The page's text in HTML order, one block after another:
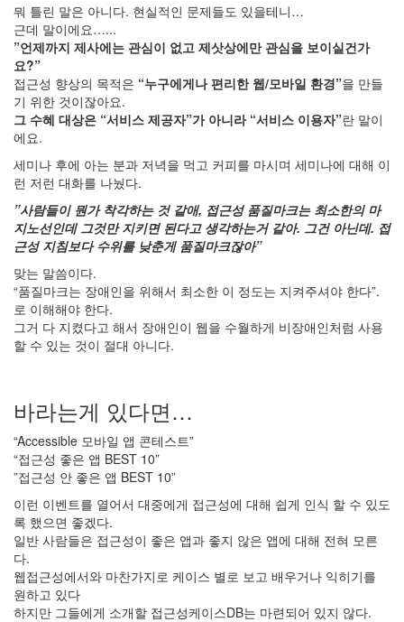
뭐 틀린 말은 아니다. 현실적인 문제들도 있을테니…
근데 말이에요…...
”언제까지 제사에는 관심이 없고 제삿상에만 관심을 보이실건가
요?”
접근성 향상의 목적은 “누구에게나 편리한 웹/모바일 환경”을 만들
기 위한 것이잖아요.
그 수혜 대상은 “서비스 제공자”가 아니라 “서비스 이용자”란 말이
에요.
세미나 후에 아는 분과 저녁을 먹고 커피를 마시며 세미나에 대해 이
런 저런 대화를 나눴다.
”사람들이 뭔가 착각하는 것 같애, 접근성 품질마크는 최소한의 마
지노선인데 그것만 지키면 된다고 생각하는거 같아. 그건 아닌데. 접
근성 지침보다 수위를 낮춘게 품질마크잖아”
맞는 말씀이다.
“품질마크는 장애인을 위해서 최소한 이 정도는 지켜주셔야 한다”.
로 이해해야 한다.
그거 다 지켰다고 해서 장애인이 웹을 수월하게 비장애인처럼 사용
할 수 있는 것이 절대 아니다.
바라는게 있다면…
“Accessible 모바일 앱 콘테스트”
“접근성 좋은 앱 BEST 10”
”접근성 안 좋은 앱 BEST 10”
이런 이벤트를 열어서 대중에게 접근성에 대해 쉽게 인식 할 수 있도
록 했으면 좋겠다.
일반 사람들은 접근성이 좋은 앱과 좋지 않은 앱에 대해 전혀 모른
다.
웹접근성에서와 마찬가지로 케이스 별로 보고 배우거나 익히기를
원하고 있다
하지만 그들에게 소개할 접근성케이스DB는 마련되어 있지 않다.